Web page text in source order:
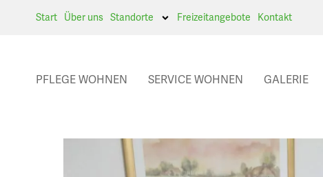
Start Über uns Standorte Freizeitangebote Kontakt
PFLEGE WOHNEN SERVICE WOHNEN GALERIE